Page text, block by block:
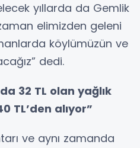
yıllarda da Gemlik
elimizden geleni
köylümüzün ve
dedi.
32 TL olan yağlık
TL’den alıyor”
ve aynı zamanda